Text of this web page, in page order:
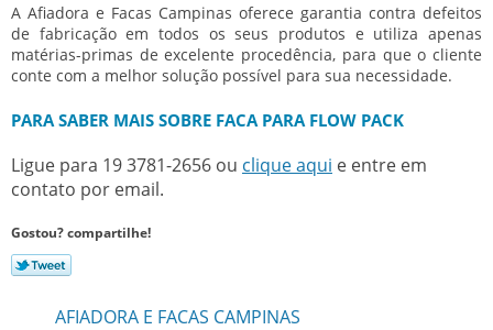
A Afiadora e Facas Campinas oferece garantia contra defeitos
de fabricação em todos os seus produtos e utiliza apenas
matérias-primas de excelente procedência, para que o cliente
conte com a melhor solução possível para sua necessidade.
PARA SABER MAIS SOBRE FACA PARA FLOW PACK
Ligue para 19 3781-2656 ou clique aqui e entre em
contato por email.
Gostou? compartilhe!
AFIADORA E FACAS CAMPINAS